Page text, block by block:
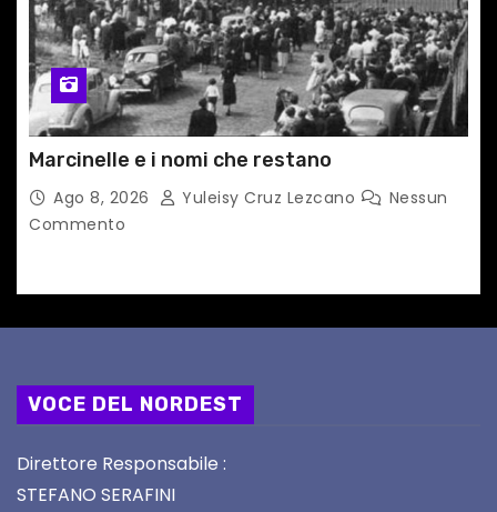
Marcinelle e i nomi che restano
Ago 8, 2026 Yuleisy Cruz Lezcano
Nessun
Commento
VOCE DEL NORDEST
Direttore Responsabile :
STEFANO SERAFINI